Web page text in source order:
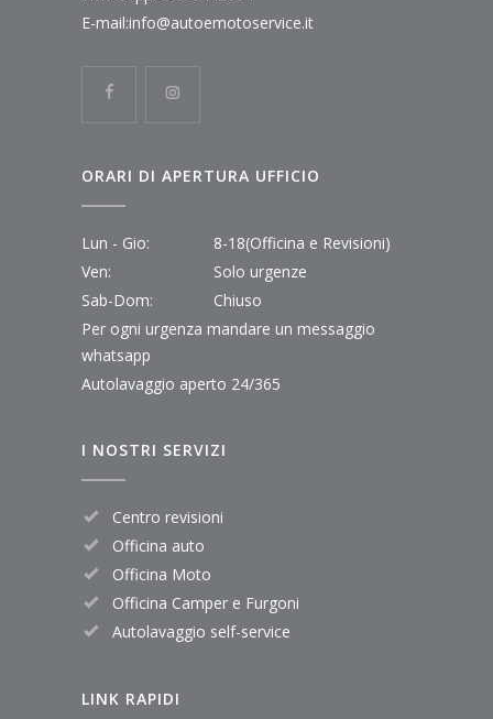
E-mail:info@autoemotoservice.it
ORARI DI APERTURA UFFICIO
Lun - Gio:
8-18(Officina e Revisioni)
Ven:
Solo urgenze
Sab-Dom:
Chiuso
Per ogni urgenza mandare un messaggio
whatsapp
Autolavaggio aperto 24/365
I NOSTRI SERVIZI
Centro revisioni
Officina auto
Officina Moto
Officina Camper e Furgoni
Autolavaggio self-service
LINK RAPIDI